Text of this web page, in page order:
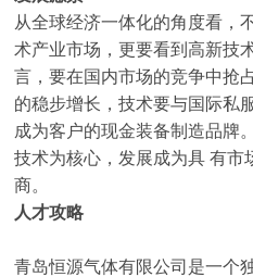
从全球经济一体化的角度看，
术产业市场，更要看到高新技
言，要在国内市场的竞争中抢
的稳步增长，技术要与国际私
成为客户的现金装备制造品牌
技术为核心，发展成为具 有市
商。
人才攻略
青岛恒源气体有限公司是一个